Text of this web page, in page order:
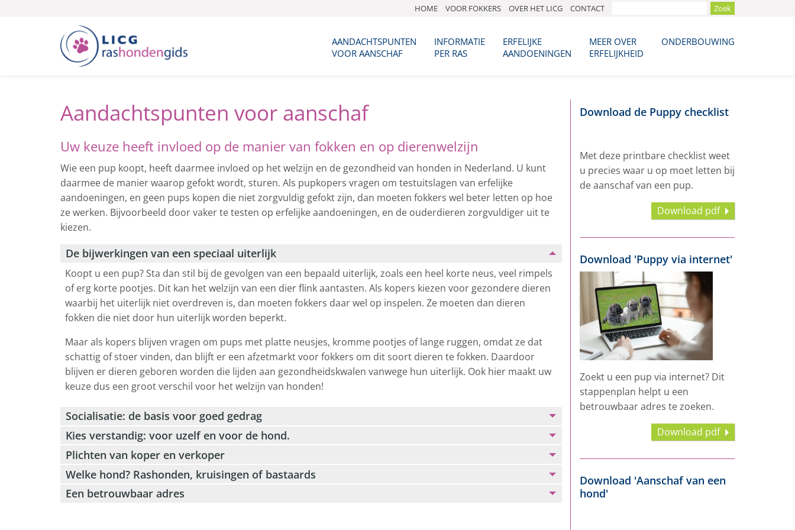
HOME VOOR FOKKERS OVER HET LICG CONTACT
AANDACHTSPUNTEN
VOOR AANSCHAF
INFORMATIE
PER RAS
ERFELIJKE
AANDOENINGEN
MEER OVER
ERFELIJKHEID
ONDERBOUWING
Aandachtspunten voor aanschaf
Uw keuze heeft invloed op de manier van fokken en op dierenwelzijn
Wie een pup koopt, heeft daarmee invloed op het welzijn en de gezondheid van honden in Nederland. U kunt
daarmee de manier waarop gefokt wordt, sturen. Als pupkopers vragen om testuitslagen van erfelijke
aandoeningen, en geen pups kopen die niet zorgvuldig gefokt zijn, dan moeten fokkers wel beter letten op hoe
ze werken. Bijvoorbeeld door vaker te testen op erfelijke aandoeningen, en de ouderdieren zorgvuldiger uit te
kiezen.
De bijwerkingen van een speciaal uiterlijk
Koopt u een pup? Sta dan stil bij de gevolgen van een bepaald uiterlijk, zoals een heel korte neus, veel rimpels
of erg korte pootjes. Dit kan het welzijn van een dier flink aantasten. Als kopers kiezen voor gezondere dieren
waarbij het uiterlijk niet overdreven is, dan moeten fokkers daar wel op inspelen. Ze moeten dan dieren
fokken die niet door hun uiterlijk worden beperkt.
Maar als kopers blijven vragen om pups met platte neusjes, kromme pootjes of lange ruggen, omdat ze dat
schattig of stoer vinden, dan blijft er een afzetmarkt voor fokkers om dit soort dieren te fokken. Daardoor
blijven er dieren geboren worden die lijden aan gezondheidskwalen vanwege hun uiterlijk. Ook hier maakt uw
keuze dus een groot verschil voor het welzijn van honden!
Socialisatie: de basis voor goed gedrag
Kies verstandig: voor uzelf en voor de hond.
Plichten van koper en verkoper
Welke hond? Rashonden, kruisingen of bastaards
Een betrouwbaar adres
Download de Puppy checklist
Met deze printbare checklist weet
u precies waar u op moet letten bij
de aanschaf van een pup.
Download pdf
Download 'Puppy via internet'
Zoekt u een pup via internet? Dit
stappenplan helpt u een
betrouwbaar adres te zoeken.
Download pdf
Download 'Aanschaf van een
hond'